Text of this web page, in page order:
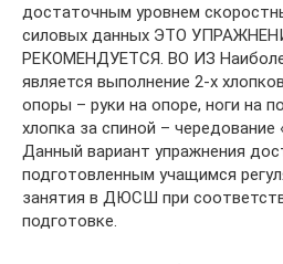
достаточным уровнем
силовых данных ЭТО
РЕКОМЕНДУЕТСЯ. ВО ИЗ
является выполнение 2-х
опоры – руки на опоре, ноги на
хлопка за спиной – чередование
Данный вариант упражнения
подготовленным учащимся
занятия в ДЮСШ при
подготовке.